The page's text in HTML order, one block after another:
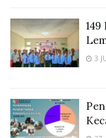
149
3